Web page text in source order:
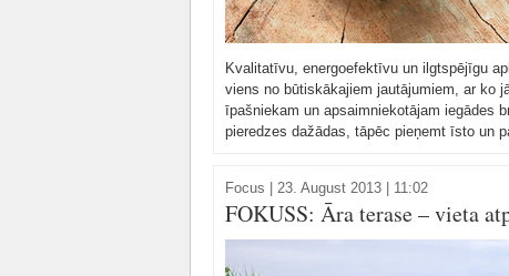
Kvalitatīvu, energoefektīvu un ilgtspējīgu
viens no būtiskākajiem jautājumiem, ar ko
īpašniekam un apsaimniekotājam iegādes
pieredzes dažādas, tāpēc pieņemt īsto un
Focus 23. August 2013 | 11:02
FOKUSS: Āra terase – vieta